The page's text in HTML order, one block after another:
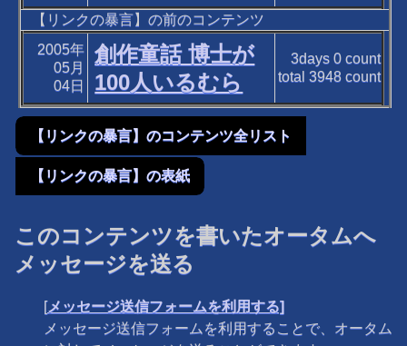
【リンクの暴言】の前のコンテンツ
2005年
05月
04日
創作童話 博士が
100人いるむら
3days 0count
total 3948count
【リンクの暴言】のコンテンツ全リスト
【リンクの暴言】の表紙
このコンテンツを書いたオータムへ
メッセージを送る
[メッセージ送信フォームを利用する]
メッセージ送信フォームを利用することで、オータム